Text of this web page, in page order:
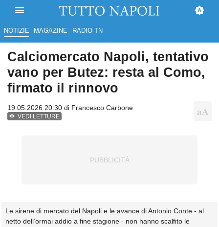
NOTIZIE MAGAZINE RADIO TN
Calciomercato Napoli, tentativo
vano per Butez: resta al Como,
firmato il rinnovo
19.05.2026 20:30 di Francesco Carbone
VEDI LETTURE
Le sirene di mercato del Napoli e le avance di Antonio Conte - al
netto dell’ormai addio a fine stagione - non hanno scalfito le